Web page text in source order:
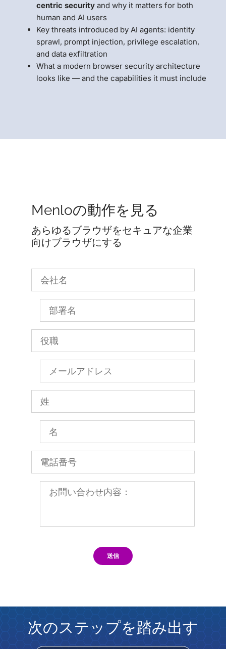
centric security and why it matters for both
human and AI users
Key threats introduced by AI agents: identity
sprawl, prompt injection, privilege escalation,
and data exfiltration
What a modern browser security architecture
looks like — and the capabilities it must include
Menloの動作を見る
あらゆるブラウザをセキュアな企業
向けブラウザにする
送信
次のステップを踏み出す